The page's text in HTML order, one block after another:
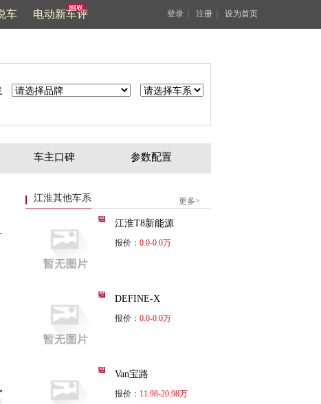
车 电动新车评 登录 注册 设为首页
车主口碑 参数配置
江淮其他车系 更多>
江淮T8新能源
报价： 0.0-0.0万
DEFINE-X
报价： 0.0-0.0万
Van宝路
报价： 11.98-20.98万